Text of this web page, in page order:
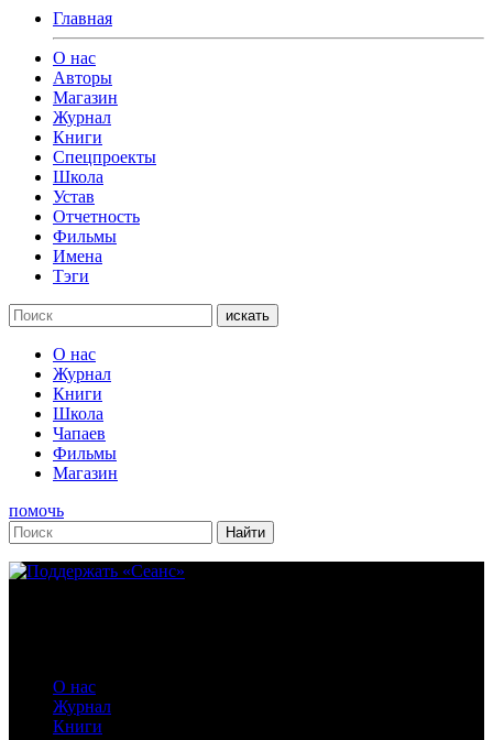
Главная
О нас
Авторы
Магазин
Журнал
Книги
Спецпроекты
Школа
Устав
Отчетность
Фильмы
Имена
Тэги
искать
О нас
Журнал
Книги
Школа
Чапаев
Фильмы
Магазин
помочь
О нас
Журнал
Книги